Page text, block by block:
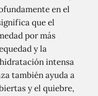
en el
que el
por más
y la
intensa
también ayuda a
y el quiebre,